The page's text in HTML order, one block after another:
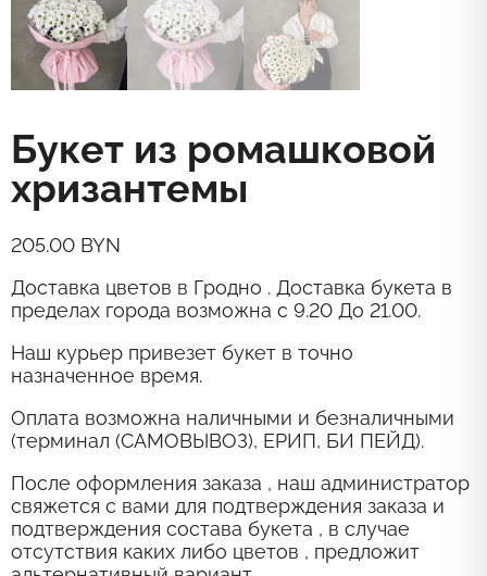
Букет из ромашковой
хризантемы
205.00 BYN
Доставка цветов в Гродно . Доставка букета в
пределах города возможна с 9.20 До 21.00.
Наш курьер привезет букет в точно
назначенное время.
Оплата возможна наличными и безналичными
(терминал (САМОВЫВОЗ), ЕРИП, БИ ПЕЙД).
После оформления заказа , наш администратор
свяжется с вами для подтверждения заказа и
подтверждения состава букета , в случае
отсутствия каких либо цветов , предложит